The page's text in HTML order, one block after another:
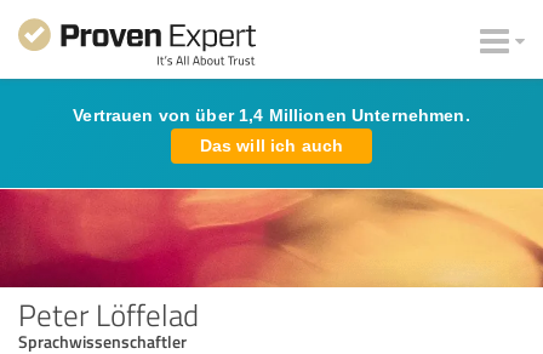
Vertrauen von über 1,4 Millionen Unternehmen.
Das will ich auch
Peter Löffelad
Sprachwissenschaftler